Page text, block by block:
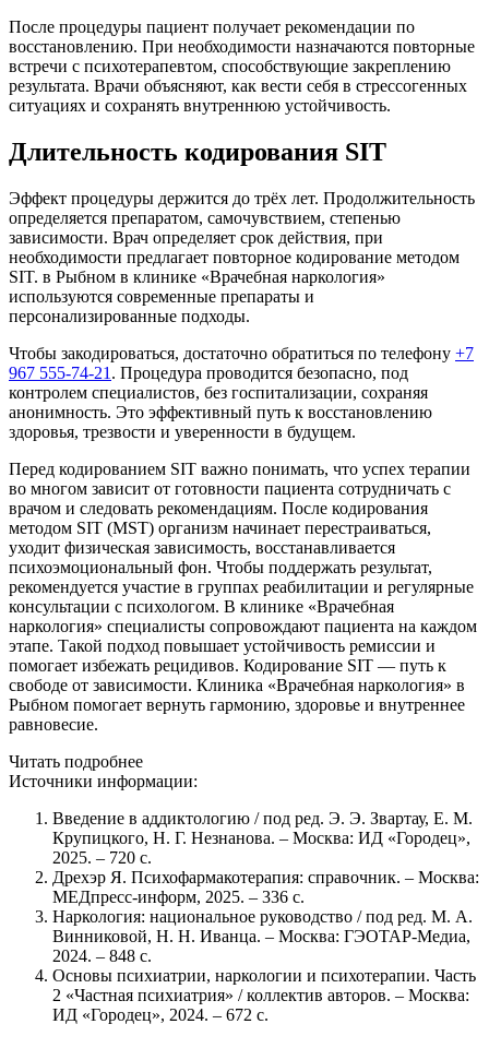
После процедуры пациент получает рекомендации по
восстановлению. При необходимости назначаются повторные
встречи с психотерапевтом, способствующие закреплению
результата. Врачи объясняют, как вести себя в стрессогенных
ситуациях и сохранять внутреннюю устойчивость.
Длительность кодирования SIT
Эффект процедуры держится до трёх лет. Продолжительность
определяется препаратом, самочувствием, степенью
зависимости. Врач определяет срок действия, при
необходимости предлагает повторное кодирование методом
SIT. в Рыбном в клинике «Врачебная наркология»
используются современные препараты и
персонализированные подходы.
Чтобы закодироваться, достаточно обратиться по телефону +7
967 555-74-21 . Процедура проводится безопасно, под
контролем специалистов, без госпитализации, сохраняя
анонимность. Это эффективный путь к восстановлению
здоровья, трезвости и уверенности в будущем.
Перед кодированием SIT важно понимать, что успех терапии
во многом зависит от готовности пациента сотрудничать с
врачом и следовать рекомендациям. После кодирования
методом SIT (MST) организм начинает перестраиваться,
уходит физическая зависимость, восстанавливается
психоэмоциональный фон. Чтобы поддержать результат,
рекомендуется участие в группах реабилитации и регулярные
консультации с психологом. В клинике «Врачебная
наркология» специалисты сопровождают пациента на каждом
этапе. Такой подход повышает устойчивость ремиссии и
помогает избежать рецидивов. Кодирование SIT — путь к
свободе от зависимости. Клиника «Врачебная наркология» в
Рыбном помогает вернуть гармонию, здоровье и внутреннее
равновесие.
Читать подробнее
Источники информации:
Введение в аддиктологию / под ред. Э. Э. Звартау, Е. М.
Крупицкого, Н. Г. Незнанова. – Москва: ИД «Городец»,
2025. – 720 с.
Дрехэр Я. Психофармакотерапия: справочник. – Москва:
МЕДпресс-информ, 2025. – 336 с.
Наркология: национальное руководство / под ред. М. А.
Винниковой, Н. Н. Иванца. – Москва: ГЭОТАР-Медиа,
2024. – 848 с.
Основы психиатрии, наркологии и психотерапии. Часть
2 «Частная психиатрия» / коллектив авторов. – Москва:
ИД «Городец», 2024. – 672 с.